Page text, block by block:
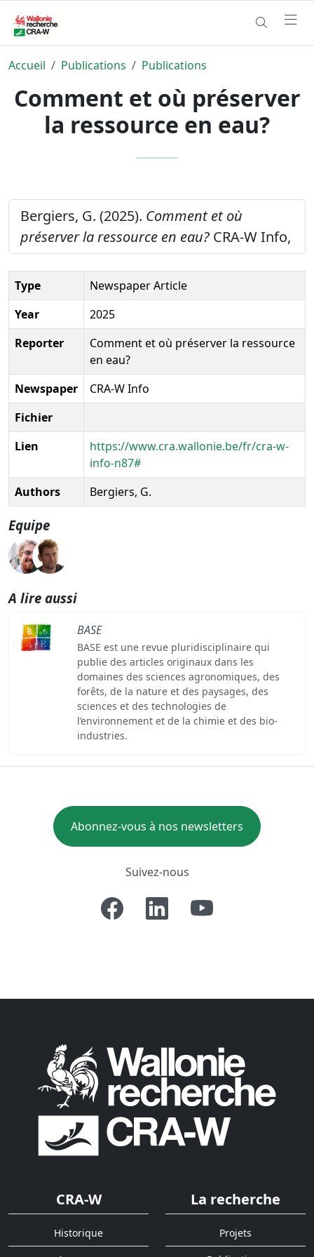
Accueil Publications Publications
Comment et où préserver
la ressource en eau?
Bergiers, G. (2025). Comment et où
préserver la ressource en eau? CRA-W Info,
Type
Newspaper Article
Year
2025
Reporter
Comment et où préserver la ressource
en eau?
Newspaper
CRA-W Info
Fichier
Lien
https://www.cra.wallonie.be/fr/cra-w-
info-n87#
Authors
Bergiers, G.
Equipe
A lire aussi
BASE
BASE est une revue pluridisciplinaire qui
publie des articles originaux dans les
domaines des sciences agronomiques, des
forêts, de la nature et des paysages, des
sciences et des technologies de
l’environnement et de la chimie et des bio-
industries.
Abonnez-vous à nos newsletters
Suivez-nous
CRA-W
Historique
La recherche
Projets